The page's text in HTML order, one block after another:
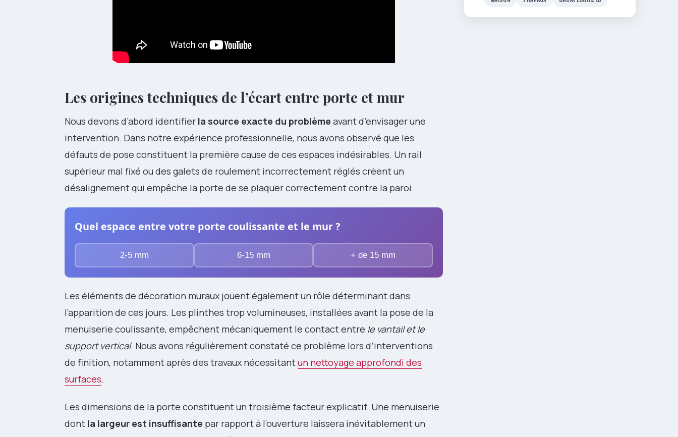
Les origines techniques de l’écart entre porte et mur
Nous devons d’abord identifier la source exacte du problème avant d’envisager une
intervention. Dans notre expérience professionnelle, nous avons observé que les
défauts de pose constituent la première cause de ces espaces indésirables. Un rail
supérieur mal fixé ou des galets de roulement incorrectement réglés créent un
désalignement qui empêche la porte de se plaquer correctement contre la paroi.
Quel espace entre votre porte coulissante et le mur ?
2-5 mm 6-15 mm + de 15 mm
Les éléments de décoration muraux jouent également un rôle déterminant dans
l’apparition de ces jours. Les plinthes trop volumineuses, installées avant la pose de la
menuiserie coulissante, empêchent mécaniquement le contact entre le vantail et le
support vertical. Nous avons régulièrement constaté ce problème lors d’interventions
de finition, notamment après des travaux nécessitantun nettoyage approfondi des
surfaces.
Les dimensions de la porte constituent un troisième facteur explicatif. Une menuiserie
dont la largeur est insuffisante par rapport à l’ouverture laissera inévitablement un